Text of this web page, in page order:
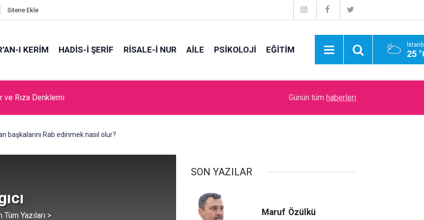
Sitene Ekle
I KERİM HADİS-İ ŞERİF RİSALE-İ NUR AİLE PSİKOLOJİ EĞİTİM 25
Açılması Laikliğe Aykırıymış! İdare Etme Sanatı
Günün tüm haberleri
başkalarını Rab edinmek nasıl olur?
Tüm Yazıları >
SON YAZILAR
Maruf Özülkü